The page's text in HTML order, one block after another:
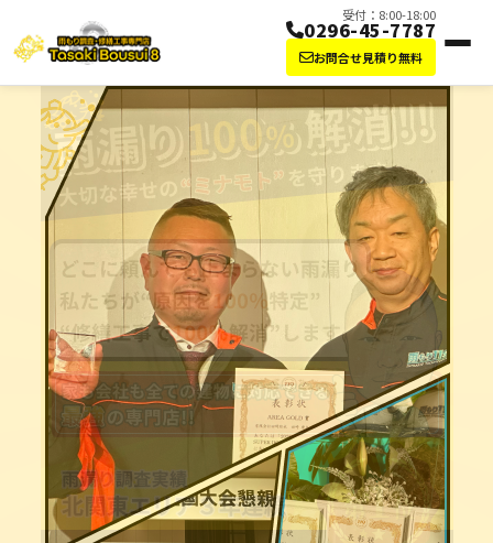
受付：8:00-18:00
0296-45-7787
お問合せ見積り無料
防水工事・雨漏り修理なら田崎防水にお任